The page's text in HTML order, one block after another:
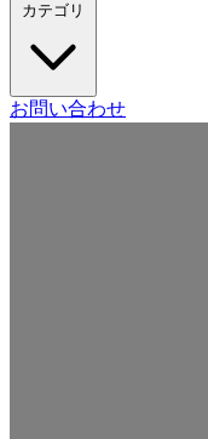
カテゴリ
Craft CMSMovable Type
お問い合わせ